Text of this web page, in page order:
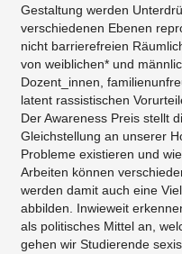
Gestaltung werden
verschiedenen Ebenen
nicht barrierefreien
von weiblichen* und
Dozent_innen,
latent rassistischen
Der Awareness Preis stellt
Gleichstellung an unserer
Probleme existieren und
Arbeiten können
werden damit auch eine
abbilden. Inwieweit
als politisches Mittel an,
gehen wir Studierende